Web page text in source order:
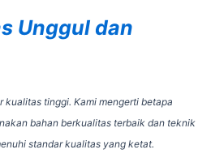
Unggul dan
kualitas tinggi. Kami mengerti betapa
bahan berkualitas terbaik dan teknik
standar kualitas yang ketat.